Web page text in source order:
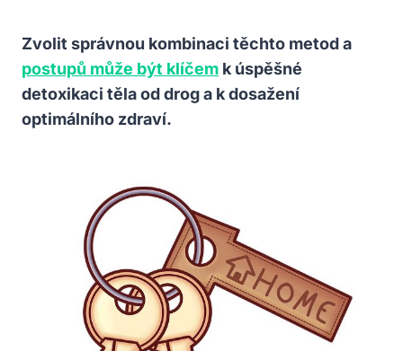
Zvolit správnou kombinaci těchto metod a
postupů může být klíčem k úspěšné
detoxikaci těla od drog a k dosažení
optimálního zdraví.